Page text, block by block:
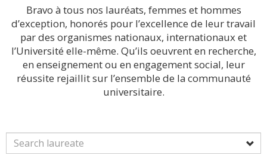
Bravo à tous nos lauréats, femmes et hommes
d’exception, honorés pour l’excellence de leur travail
par des organismes nationaux, internationaux et
l’Université elle-même. Qu’ils oeuvrent en recherche,
en enseignement ou en engagement social, leur
réussite rejaillit sur l’ensemble de la communauté
universitaire.